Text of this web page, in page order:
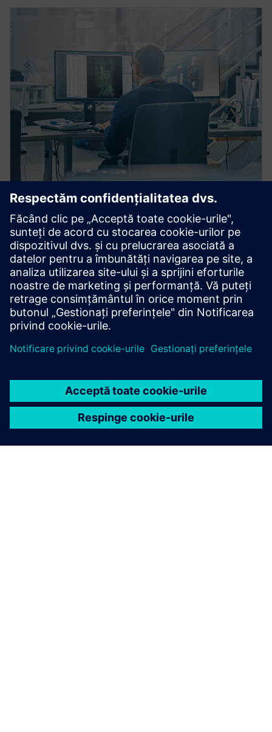
XPEDITION
Xpedition Enterprise
Enterprise PCB design & analysis for global teams
managing complex, multi-domain designs.